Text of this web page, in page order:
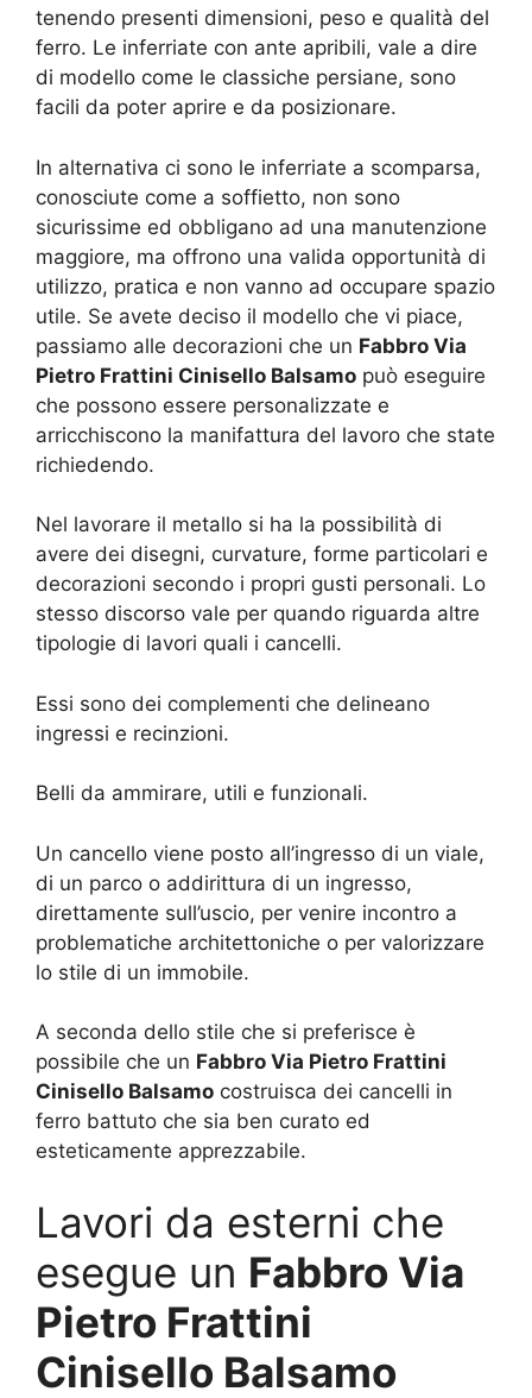
tenendo presenti dimensioni, peso e qualità del
ferro. Le inferriate con ante apribili, vale a dire
di modello come le classiche persiane, sono
facili da poter aprire e da posizionare.
In alternativa ci sono le inferriate a scomparsa,
conosciute come a soffietto, non sono
sicurissime ed obbligano ad una manutenzione
maggiore, ma offrono una valida opportunità di
utilizzo, pratica e non vanno ad occupare spazio
utile. Se avete deciso il modello che vi piace,
passiamo alle decorazioni che un Fabbro Via
Pietro Frattini Cinisello Balsamo può eseguire
che possono essere personalizzate e
arricchiscono la manifattura del lavoro che state
richiedendo.
Nel lavorare il metallo si ha la possibilità di
avere dei disegni, curvature, forme particolari e
decorazioni secondo i propri gusti personali. Lo
stesso discorso vale per quando riguarda altre
tipologie di lavori quali i cancelli.
Essi sono dei complementi che delineano
ingressi e recinzioni.
Belli da ammirare, utili e funzionali.
Un cancello viene posto all’ingresso di un viale,
di un parco o addirittura di un ingresso,
direttamente sull’uscio, per venire incontro a
problematiche architettoniche o per valorizzare
lo stile di un immobile.
A seconda dello stile che si preferisce è
possibile che un Fabbro Via Pietro Frattini
Cinisello Balsamo costruisca dei cancelli in
ferro battuto che sia ben curato ed
esteticamente apprezzabile.
Lavori da esterni che
esegue un Fabbro Via
Pietro Frattini
Cinisello Balsamo